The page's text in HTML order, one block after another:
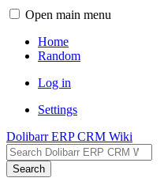
Open main menu
Home
Random
Log in
Settings
Dolibarr ERP CRM Wiki
Search